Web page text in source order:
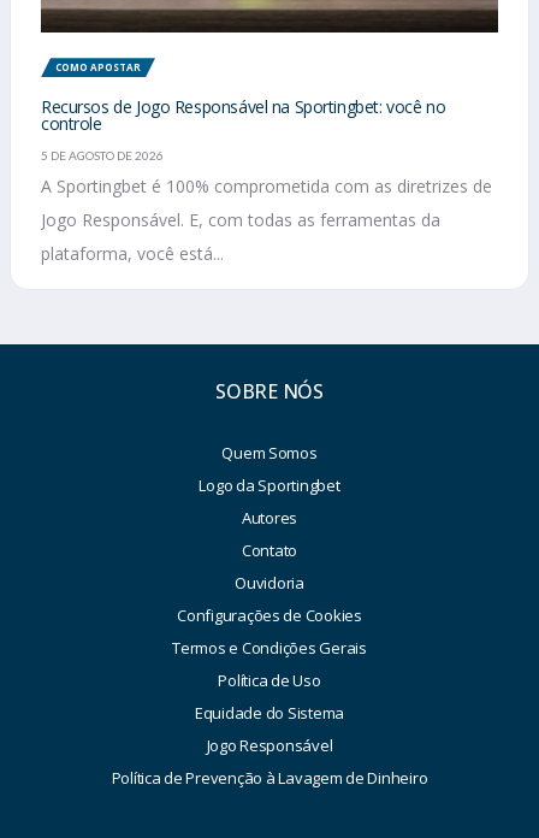
COMO APOSTAR
Recursos de Jogo Responsável na Sportingbet: você no
controle
5 DE AGOSTO DE 2026
A Sportingbet é 100% comprometida com as diretrizes de
Jogo Responsável. E, com todas as ferramentas da
plataforma, você está...
SOBRE NÓS
Quem Somos
Logo da Sportingbet
Autores
Contato
Ouvidoria
Configurações de Cookies
Termos e Condições Gerais
Política de Uso
Equidade do Sistema
Jogo Responsável
Política de Prevenção à Lavagem de Dinheiro